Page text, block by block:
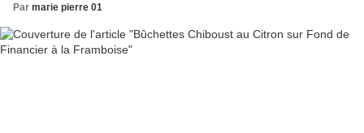
Par marie pierre 01